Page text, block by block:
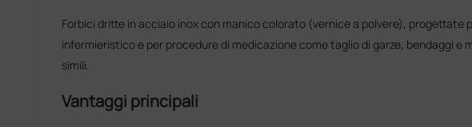
Forbici dritte in acciaio inox con manico colorato (vernice a polvere), progettate
infermieristico e per procedure di medicazione come taglio di garze, bendaggi e
simili.
Vantaggi principali